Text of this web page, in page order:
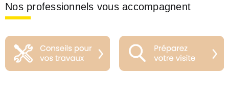
Nos professionnels vous accompagnent